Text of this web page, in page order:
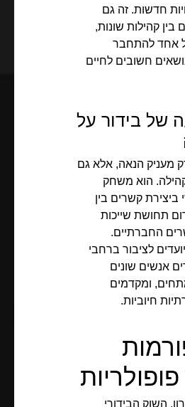
חדשות. זה גם
קהילות שונות,
אחד להתחבר
חשובים לחיים
של בידור על
מעניק הנאה, אלא גם
הוא משחק
ביצירת קשרים בין
תחושת שייכות
החברתיים.
לציבור ברחבי
אנשים שונים
ומקדמים
חיוביות.
השוק הבידורי